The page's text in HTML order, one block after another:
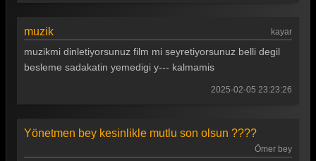
muzik kayar
muzikmi dinletiyorsunuz film mi seyretiyorsunuz belli degil
besleme sadakatin yemedigi y--- kalmamis
2025-02-05 23:23:26
Yönetmen bey kesinlikle mutlu son olsun ????
Ömer bey